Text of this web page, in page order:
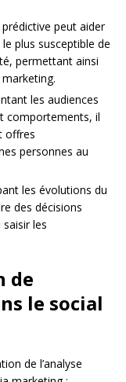
prédictive peut aider
plus susceptible de
permettant ainsi
les audiences
comportements, il
offres
personnes au
les évolutions du
des décisions
les
de
le social
de l’analyse